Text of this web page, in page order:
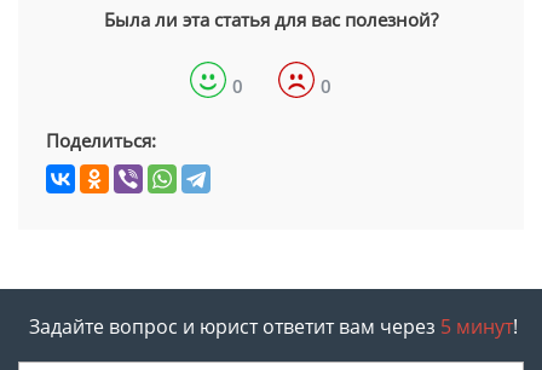
Была ли эта статья для вас полезной?
0 0
Поделиться:
Задайте вопрос и юрист ответит вам через 5 минут!